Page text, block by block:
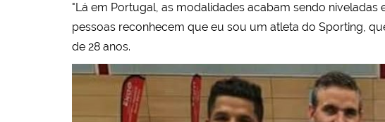
"Lá em Portugal, as modalidades acabam sendo
pessoas reconhecem que eu sou um atleta do Sporting,
de 28 anos.